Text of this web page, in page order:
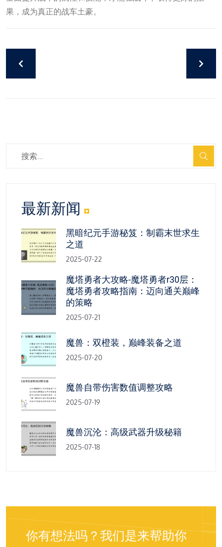
果，成为真正的战车土豪。
最新新闻
黑暗纪元手游秘笈：制霸末世求生
之道
2025-07-22
魔塔勇者大攻略-魔塔勇者r30层：
魔塔勇者攻略指南：迈向通关巅峰
的策略
2025-07-21
魔兽：双橙装，巅峰装备之道
2025-07-20
魔兽自带伤害数值调整攻略
2025-07-19
魔兽沉沦：高级武器升级秘籍
2025-07-18
你有想法吗？我们是来帮助你